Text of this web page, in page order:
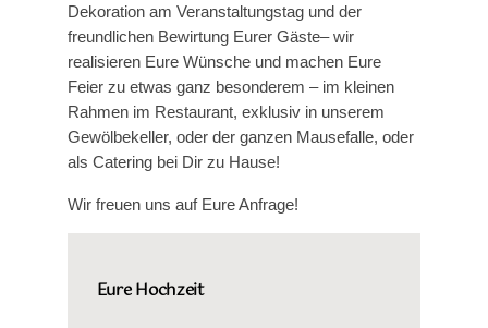
Dekoration am Veranstaltungstag und der
freundlichen Bewirtung Eurer Gäste– wir
realisieren Eure Wünsche und machen Eure
Feier zu etwas ganz besonderem – im kleinen
Rahmen im Restaurant, exklusiv in unserem
Gewölbekeller, oder der ganzen Mausefalle, oder
als Catering bei Dir zu Hause!
Wir freuen uns auf Eure Anfrage!
Eure Hochzeit